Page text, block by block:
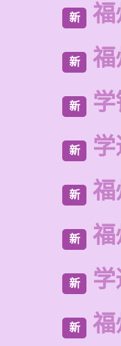
新 福
新 福
新
新
新 福
新 福
新
新 福